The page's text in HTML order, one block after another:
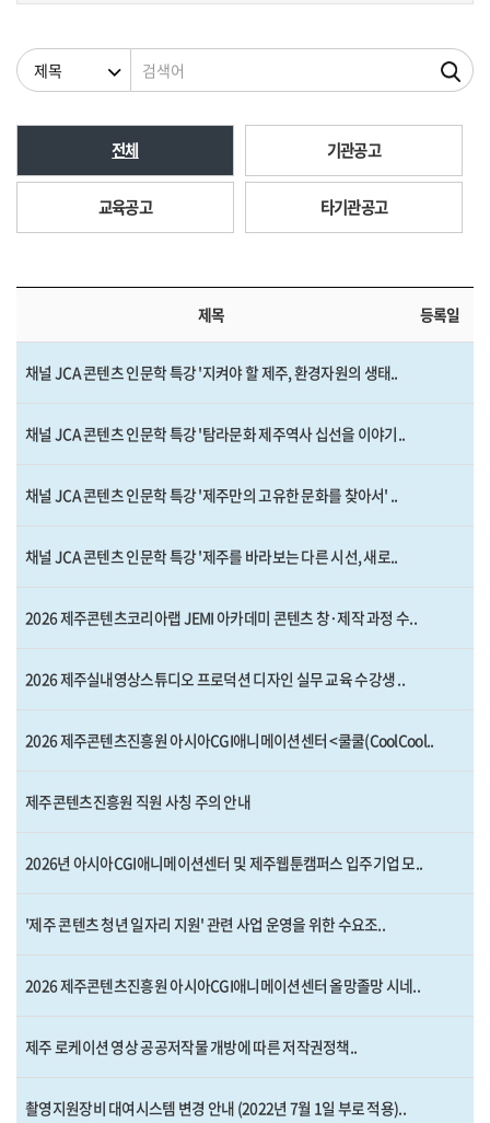
검색조건 검색어
전체 기관공고
교육공고 타기관공고
제목 등록일
채널 JCA 콘텐츠 인문학 특강 '지켜야 할 제주, 환경자원의 생태..
채널 JCA 콘텐츠 인문학 특강 '탐라문화 제주역사 십선을 이야기..
채널 JCA 콘텐츠 인문학 특강 '제주만의 고유한 문화를 찾아서' ..
채널 JCA 콘텐츠 인문학 특강 '제주를 바라보는 다른 시선, 새로..
2026 제주콘텐츠코리아랩 JEMI 아카데미 콘텐츠 창·제작 과정 수..
2026 제주실내영상스튜디오 프로덕션 디자인 실무 교육 수강생 ..
2026 제주콘텐츠진흥원 아시아CGI애니메이션센터 <쿨쿨(CoolCool..
제주콘텐츠진흥원 직원 사칭 주의 안내
2026년 아시아CGI애니메이션센터 및 제주웹툰캠퍼스 입주기업 모..
'제주 콘텐츠 청년 일자리 지원' 관련 사업 운영을 위한 수요조..
2026 제주콘텐츠진흥원 아시아CGI애니메이션센터 올망졸망 시네..
제주 로케이션 영상 공공저작물 개방에 따른 저작권정책..
촬영지원장비 대여시스템 변경 안내 (2022년 7월 1일 부로 적용)..